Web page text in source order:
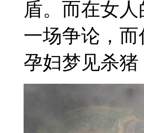
盾。而在女
一场争论，
孕妇梦见杀